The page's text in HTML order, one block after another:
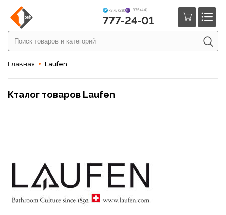
+375 (29) +375 (44)
777-24-01
Главная Laufen
Кталог товаров Laufen